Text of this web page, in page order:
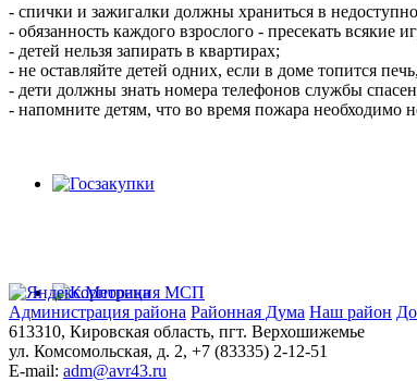
- спички и зажигалки должны храниться в
- обязанность каждого взрослого - пресекать всякие
- детей нельзя запирать в квартирах;
- не оставляйте детей одних, если в доме топится
- дети должны знать номера телефонов службы
- напомните детям, что во время пожара
Администрация района Районная Дума Наш район
613310, Кировская область, пгт. Верхошижемье
ул. Комсомольская, д. 2, +7 (83335) 2-12-51
E-mail: adm@avr43.ru